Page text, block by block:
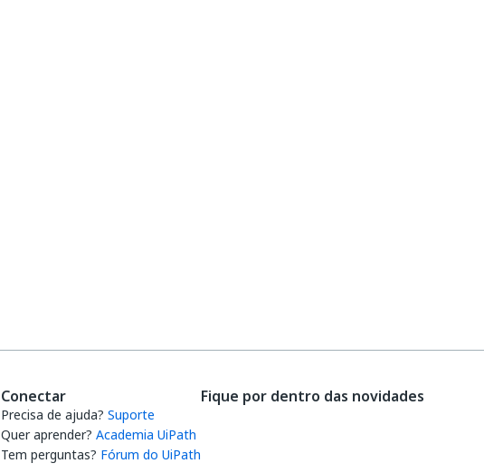
Conectar
Precisa de ajuda? Suporte
Quer aprender? Academia UiPath
Tem perguntas? Fórum do UiPath
Fique por dentro das novidades